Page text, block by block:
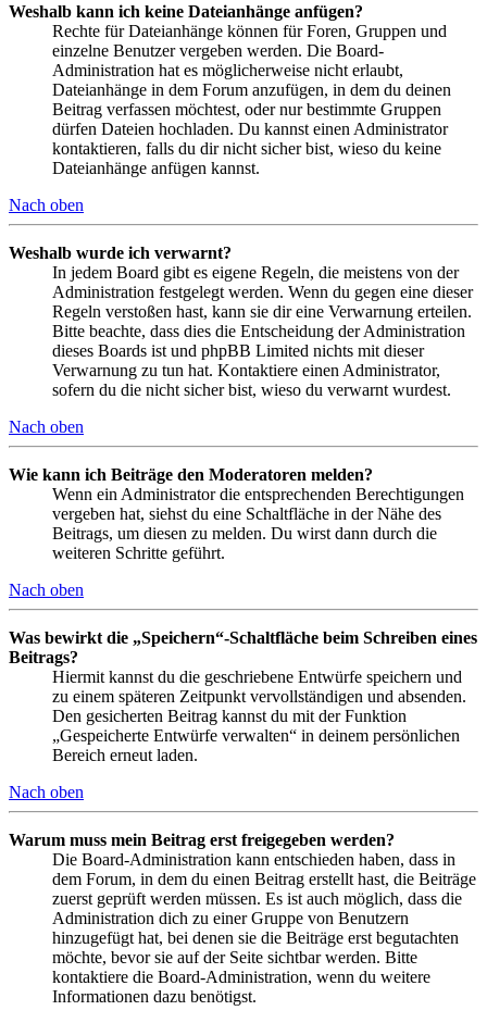
Weshalb kann ich keine Dateianhänge anfügen?
Rechte für Dateianhänge können für Foren, Gruppen und
einzelne Benutzer vergeben werden. Die Board-
Administration hat es möglicherweise nicht erlaubt,
Dateianhänge in dem Forum anzufügen, in dem du deinen
Beitrag verfassen möchtest, oder nur bestimmte Gruppen
dürfen Dateien hochladen. Du kannst einen Administrator
kontaktieren, falls du dir nicht sicher bist, wieso du keine
Dateianhänge anfügen kannst.
Nach oben
Weshalb wurde ich verwarnt?
In jedem Board gibt es eigene Regeln, die meistens von der
Administration festgelegt werden. Wenn du gegen eine dieser
Regeln verstoßen hast, kann sie dir eine Verwarnung erteilen.
Bitte beachte, dass dies die Entscheidung der Administration
dieses Boards ist und phpBB Limited nichts mit dieser
Verwarnung zu tun hat. Kontaktiere einen Administrator,
sofern du die nicht sicher bist, wieso du verwarnt wurdest.
Nach oben
Wie kann ich Beiträge den Moderatoren melden?
Wenn ein Administrator die entsprechenden Berechtigungen
vergeben hat, siehst du eine Schaltfläche in der Nähe des
Beitrags, um diesen zu melden. Du wirst dann durch die
weiteren Schritte geführt.
Nach oben
Was bewirkt die „Speichern“-Schaltfläche beim Schreiben eines
Beitrags?
Hiermit kannst du die geschriebene Entwürfe speichern und
zu einem späteren Zeitpunkt vervollständigen und absenden.
Den gesicherten Beitrag kannst du mit der Funktion
„Gespeicherte Entwürfe verwalten“ in deinem persönlichen
Bereich erneut laden.
Nach oben
Warum muss mein Beitrag erst freigegeben werden?
Die Board-Administration kann entschieden haben, dass in
dem Forum, in dem du einen Beitrag erstellt hast, die Beiträge
zuerst geprüft werden müssen. Es ist auch möglich, dass die
Administration dich zu einer Gruppe von Benutzern
hinzugefügt hat, bei denen sie die Beiträge erst begutachten
möchte, bevor sie auf der Seite sichtbar werden. Bitte
kontaktiere die Board-Administration, wenn du weitere
Informationen dazu benötigst.